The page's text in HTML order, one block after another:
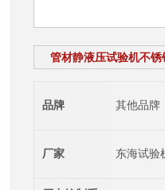
管材静液压试验机不锈
品牌 其他品牌
厂家 东海试验